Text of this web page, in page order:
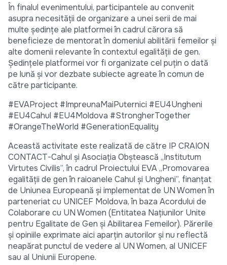
În finalul evenimentului, participantele au convenit
asupra necesității de organizare a unei serii de mai
multe ședințe ale platformei în cadrul cărora să
beneficieze de mentorat în domeniul abilitării femeilor și
alte domenii relevante în contextul egalității de gen.
Ședințele platformei vor fi organizate cel puțin o dată
pe lună și vor dezbate subiecte agreate în comun de
către participante.
#EVAProject #ImpreunaMaiPuternici #EU4Ungheni
#EU4Cahul #EU4Moldova #StrongherTogether
#OrangeTheWorld #GenerationEquality
Această activitate este realizată de către IP CRAION
CONTACT-Cahul și Asociația Obștească „Institutum
Virtutes Civilis”, în cadrul Proiectului EVA „Promovarea
egalității de gen în raioanele Cahul și Ungheni”, finanțat
de Uniunea Europeană și implementat de UN Women în
parteneriat cu UNICEF Moldova, în baza Acordului de
Colaborare cu UN Women (Entitatea Națiunilor Unite
pentru Egalitate de Gen și Abilitarea Femeilor). Părerile
și opiniile exprimate aici aparțin autorilor și nu reflectă
neapărat punctul de vedere al UN Women, al UNICEF
sau al Uniunii Europene.